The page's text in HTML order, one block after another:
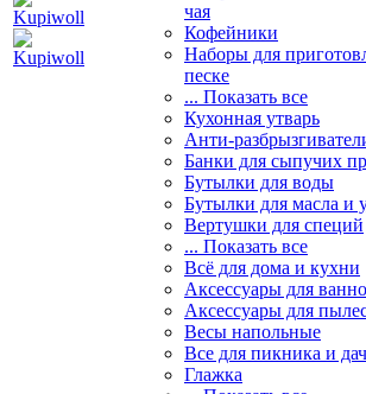
чая
Кофейники
Наборы для
песке
... Показать все
Кухонная утварь
Анти-
Банки для сыпучих
Бутылки для воды
Бутылки для масла и
Вертушки для специй
... Показать все
Всё для дома и кухни
Аксессуары для
Аксессуары для
Весы напольные
Все для пикника и
Глажка